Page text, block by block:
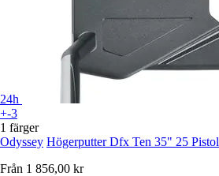
24h
+-3
1 färger
Odyssey Högerputter Dfx Ten 35" 25 Pistol
Från 1 856,00 kr